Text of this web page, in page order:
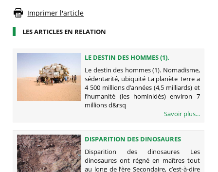
Imprimer l'article
LES ARTICLES EN RELATION
LE DESTIN DES HOMMES (1).
NOMADISME, SÉDENTARITÉ,
UBIQUITÉ
Le destin des hommes (1). Nomadisme,
sédentarité, ubiquité La planète Terre a
4 500 millions d’années (4,5 milliards) et
l’humanité (les hominidés) environ 7
millions d&rsq
Savoir plus...
DISPARITION DES DINOSAURES
Disparition des dinosaures Les
dinosaures ont régné en maîtres tout
au long de l’ère Secondaire, c’est-à-dire